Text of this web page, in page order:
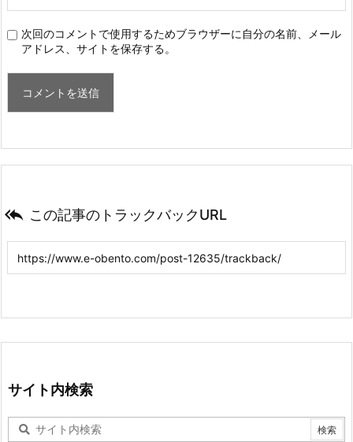
次回のコメントで使用するためブラウザーに自分の名前、メール
アドレス、サイトを保存する。
 この記事のトラックバックURL
サイト内検索